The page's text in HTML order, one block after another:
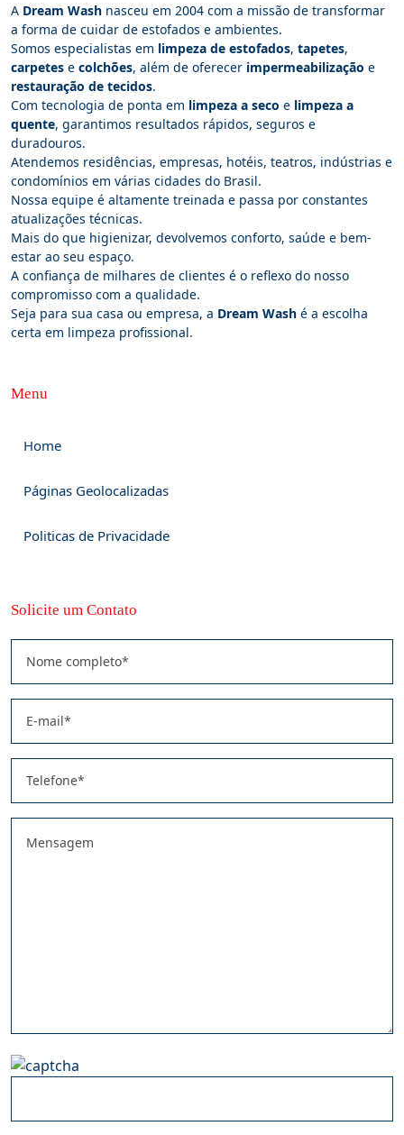
A Dream Wash nasceu em 2004 com a missão de transformar
a forma de cuidar de estofados e ambientes.
Somos especialistas em limpeza de estofados, tapetes,
carpetes e colchões, além de oferecer impermeabilização e
restauração de tecidos.
Com tecnologia de ponta em limpeza a seco e limpeza a
quente, garantimos resultados rápidos, seguros e
duradouros.
Atendemos residências, empresas, hotéis, teatros, indústrias e
condomínios em várias cidades do Brasil.
Nossa equipe é altamente treinada e passa por constantes
atualizações técnicas.
Mais do que higienizar, devolvemos conforto, saúde e bem-
estar ao seu espaço.
A confiança de milhares de clientes é o reflexo do nosso
compromisso com a qualidade.
Seja para sua casa ou empresa, a Dream Wash é a escolha
certa em limpeza profissional.
Menu
Home
Páginas Geolocalizadas
Politicas de Privacidade
Solicite um Contato